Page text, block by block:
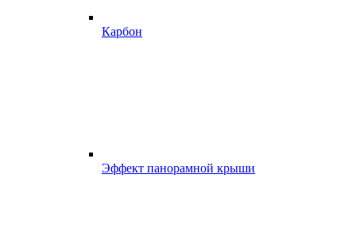
Карбон
Эффект панорамной крыши